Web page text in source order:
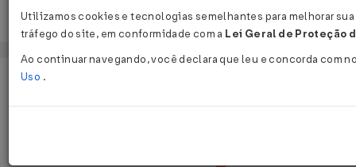
Acessar
Página Inicial
Utilizamos cookies e tecnologias semelhantes para melhorar
tráfego do site, em conformidade com a Lei Geral de Proteção
Ao continuar navegando, você declara que leu e concorda com
Uso .